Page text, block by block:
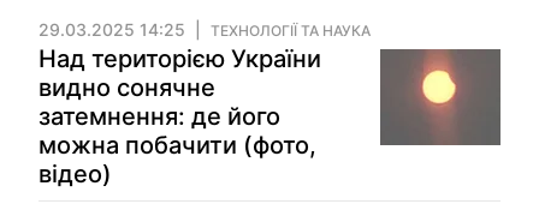
29.03.2025 14:25 ТЕХНОЛОГІЇ ТА НАУКА
Над територією України
видно сонячне
затемнення: де його
можна побачити (фото,
відео)